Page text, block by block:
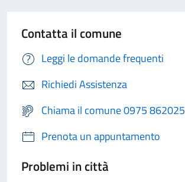
Contatta il comune
Leggi le domande frequenti
Richiedi Assistenza
Chiama il comune 0975 862025
Prenota un appuntamento
Problemi in città